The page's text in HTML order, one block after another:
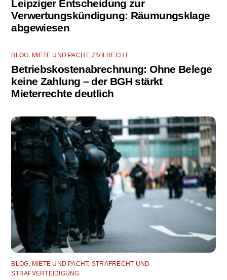
Leipziger Entscheidung zur
Verwertungskündigung: Räumungsklage
abgewiesen
BLOG, MIETE UND PACHT, ZIVILRECHT
Betriebskostenabrechnung: Ohne Belege
keine Zahlung – der BGH stärkt
Mieterrechte deutlich
BLOG MIETE UND PACHT, STRAFRECHT UND
STRAFVERTEIDIGUNG